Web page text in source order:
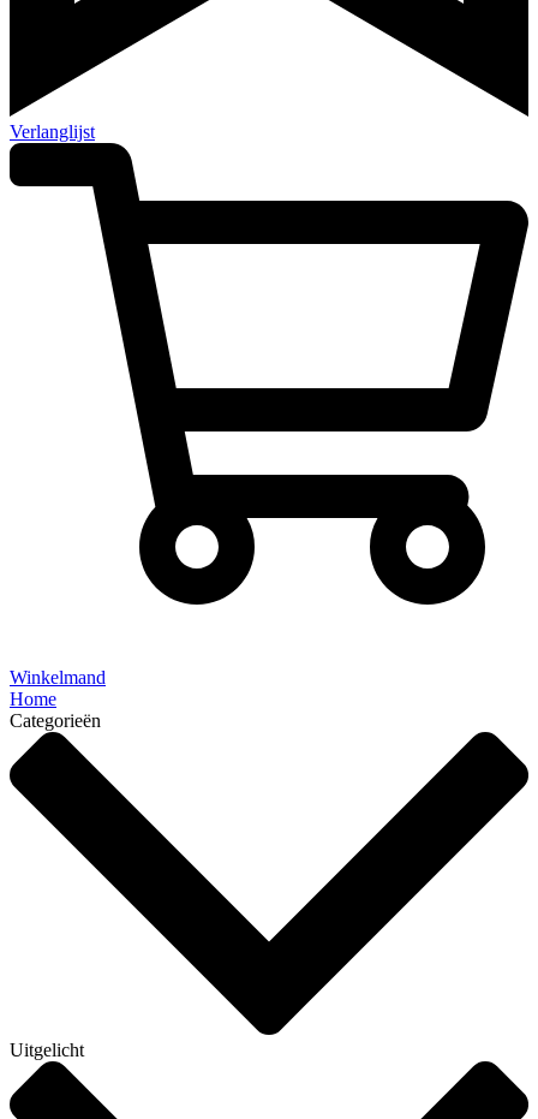
Verlanglijst
Winkelmand
Home
Categorieën
Uitgelicht